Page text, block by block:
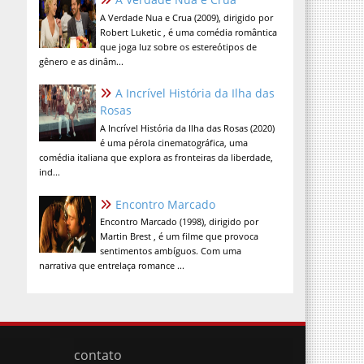
A Verdade Nua e Crua (2009), dirigido por
Robert Luketic , é uma comédia romântica
que joga luz sobre os estereótipos de
gênero e as dinâm...
A Incrível História da Ilha das
Rosas
A Incrível História da Ilha das Rosas (2020)
é uma pérola cinematográfica, uma
comédia italiana que explora as fronteiras da liberdade,
ind...
Encontro Marcado
Encontro Marcado (1998), dirigido por
Martin Brest , é um filme que provoca
sentimentos ambíguos. Com uma
narrativa que entrelaça romance ...
contato